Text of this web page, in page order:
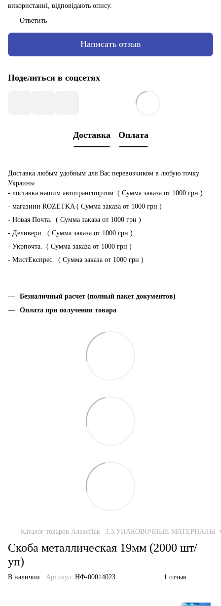
використанні, відповідають опису.
Ответить
Написать отзыв
Поделиться в соцсетях
Доставка Оплата
Доставка любым удобным для Вас перевозчиком в любую точку
Украины
- лоставка нашим автотранспортом ( Сумма заказа от 1000 грн )
- магазини ROZETKA ( Сумма заказа от 1000 грн )
- Новая Почта. ( Сумма заказа от 1000 грн )
- Деливери. ( Сумма заказа от 1000 грн )
- Укрпочта. ( Сумма заказа от 1000 грн )
- МистЕкспрес. ( Сумма заказа от 1000 грн )
Безналичный расчет (полный пакет документов)
Оплата при получении товара
Каталог товаров АлексПак 3.3.УПАКОВОЧНЫЕ МАТЕРИАЛЫ
Скоба металлическая 19мм (2000 шт/
уп)
В наличии Артикул: НФ-00014023 1 отзыв